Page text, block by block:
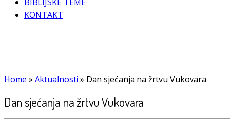
KONTAKT
Home » Aktualnosti » Dan sjećanja na žrtvu Vukovara
Dan sjećanja na žrtvu Vukovara